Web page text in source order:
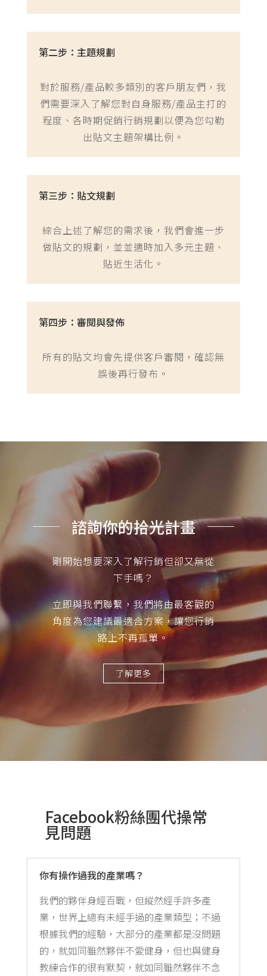
第二步：主題規劃
對於服務/產品較多類別的客戶朋友們，我
們需要深入了解您對自身服務/產品主打的
程度、各時期促銷行銷規劃以便為您勾勒
出貼文主題架構比例。
第三步：貼文規劃
綜合上述了解您的需求後，我們會進一步
做貼文的規劃，並並適時加入多元主題、
貼近生活化。
第四步：審閱與發佈
所有的貼文均會先提供客戶審閱，確認無
誤後再行發布。
諮詢你的拾光計畫
剛開始想要深入了解行銷但卻又無從
下手嗎？
立即與我們聯繫，我們將由最客觀的
角度為您建議最適合方案，讓您行銷
路上不再孤單。
了解更多
Facebook粉絲團代操常
見問題
你有操作過我的產業嗎？
我們的夥伴身經百戰，但縱然經手許多產
業，世界上總有未經手過的產業類型；不過
根據我們的經驗，大部分的產業都是沒問題
的，就如同雖然夥伴不愛健身，但也與健身
教練合作的很有默契，就如同雖然夥伴不念